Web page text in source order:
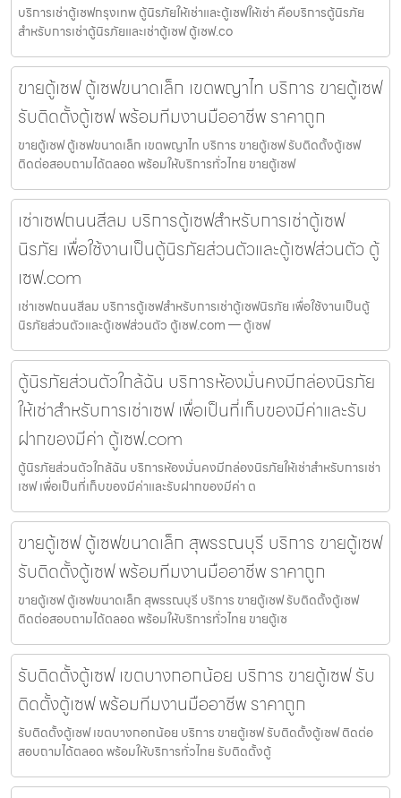
บริการเช่าตู้เซฟกรุงเทพ ตู้นิรภัยให้เช่าและตู้เซฟให้เช่า คือบริการตู้นิรภัย
สำหรับการเช่าตู้นิรภัยและเช่าตู้เซฟ ตู้เซฟ.co
ขายตู้เซฟ ตู้เซฟขนาดเล็ก เขตพญาไท บริการ ขายตู้เซฟ
รับติดตั้งตู้เซฟ พร้อมทีมงานมืออาชีพ ราคาถูก
ขายตู้เซฟ ตู้เซฟขนาดเล็ก เขตพญาไท บริการ ขายตู้เซฟ รับติดตั้งตู้เซฟ
ติดต่อสอบถามได้ตลอด พร้อมให้บริการทั่วไทย ขายตู้เซฟ
เช่าเซฟถนนสีลม บริการตู้เซฟสำหรับการเช่าตู้เซฟ
นิรภัย เพื่อใช้งานเป็นตู้นิรภัยส่วนตัวและตู้เซฟส่วนตัว ตู้
เซฟ.com
เช่าเซฟถนนสีลม บริการตู้เซฟสำหรับการเช่าตู้เซฟนิรภัย เพื่อใช้งานเป็นตู้
นิรภัยส่วนตัวและตู้เซฟส่วนตัว ตู้เซฟ.com — ตู้เซฟ
ตู้นิรภัยส่วนตัวใกล้ฉัน บริการห้องมั่นคงมีกล่องนิรภัย
ให้เช่าสำหรับการเช่าเซฟ เพื่อเป็นที่เก็บของมีค่าและรับ
ฝากของมีค่า ตู้เซฟ.com
ตู้นิรภัยส่วนตัวใกล้ฉัน บริการห้องมั่นคงมีกล่องนิรภัยให้เช่าสำหรับการเช่า
เซฟ เพื่อเป็นที่เก็บของมีค่าและรับฝากของมีค่า ต
ขายตู้เซฟ ตู้เซฟขนาดเล็ก สุพรรณบุรี บริการ ขายตู้เซฟ
รับติดตั้งตู้เซฟ พร้อมทีมงานมืออาชีพ ราคาถูก
ขายตู้เซฟ ตู้เซฟขนาดเล็ก สุพรรณบุรี บริการ ขายตู้เซฟ รับติดตั้งตู้เซฟ
ติดต่อสอบถามได้ตลอด พร้อมให้บริการทั่วไทย ขายตู้เซ
รับติดตั้งตู้เซฟ เขตบางกอกน้อย บริการ ขายตู้เซฟ รับ
ติดตั้งตู้เซฟ พร้อมทีมงานมืออาชีพ ราคาถูก
รับติดตั้งตู้เซฟ เขตบางกอกน้อย บริการ ขายตู้เซฟ รับติดตั้งตู้เซฟ ติดต่อ
สอบถามได้ตลอด พร้อมให้บริการทั่วไทย รับติดตั้งตู้